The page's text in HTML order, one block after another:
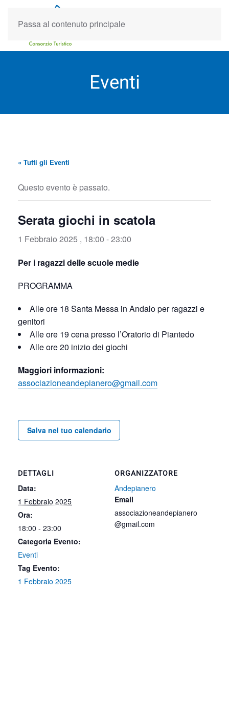
Passa al contenuto principale
Eventi
« Tutti gli Eventi
Questo evento è passato.
Serata giochi in scatola
1 Febbraio 2025 , 18:00 -23:00
Per i ragazzi delle scuole medie
PROGRAMMA
Alle ore 18 Santa Messa in Andalo per ragazzi e
genitori
Alle ore 19 cena presso l’Oratorio di Piantedo
Alle ore 20 inizio dei giochi
Maggiori informazioni:
associazioneandepianero@gmail.com
Salva nel tuo calendario
DETTAGLI
Data:
1 Febbraio 2025
Ora:
18:00 - 23:00
Categoria Evento:
Eventi
Tag Evento:
1 Febbraio 2025
ORGANIZZATORE
Andepianero
Email
associazioneandepianero
@gmail.com